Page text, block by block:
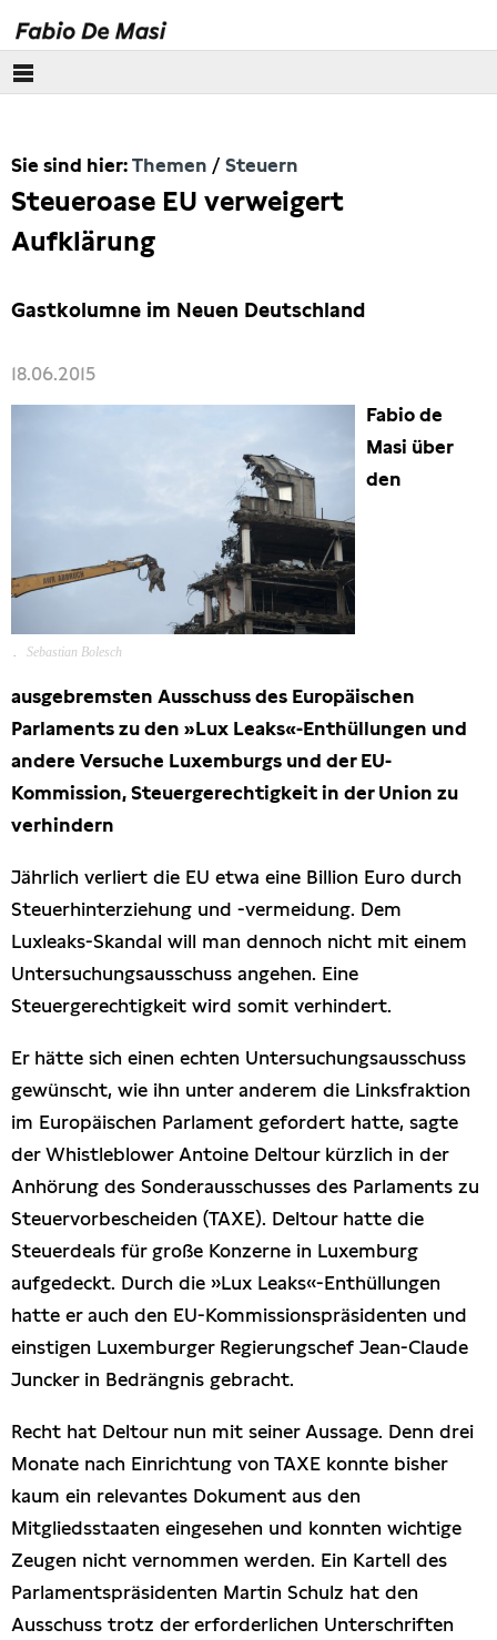
Europäisches Parlament
Themen
Lobbyismus
Arbeit
Hamburg
Sie sind hier: Themen Steuern
Steueroase EU verweigert
Aufklärung
Gastkolumne im Neuen Deutschland
18.06.2015
. Sebastian Bolesch
Fabio de
Masi über
den
ausgebremsten Ausschuss des Europäischen
Parlaments zu den »Lux Leaks«-Enthüllungen und
andere Versuche Luxemburgs und der EU-
Kommission, Steuergerechtigkeit in der Union zu
verhindern
Jährlich verliert die EU etwa eine Billion Euro durch
Steuerhinterziehung und -vermeidung. Dem
Luxleaks-Skandal will man dennoch nicht mit einem
Untersuchungsausschuss angehen. Eine
Steuergerechtigkeit wird somit verhindert.
Er hätte sich einen echten Untersuchungsausschuss
gewünscht, wie ihn unter anderem die Linksfraktion
im Europäischen Parlament gefordert hatte, sagte
der Whistleblower Antoine Deltour kürzlich in der
Anhörung des Sonderausschusses des Parlaments zu
Steuervorbescheiden (TAXE). Deltour hatte die
Steuerdeals für große Konzerne in Luxemburg
aufgedeckt. Durch die »Lux Leaks«-Enthüllungen
hatte er auch den EU-Kommissionspräsidenten und
einstigen Luxemburger Regierungschef Jean-Claude
Juncker in Bedrängnis gebracht.
Recht hat Deltour nun mit seiner Aussage. Denn drei
Monate nach Einrichtung von TAXE konnte bisher
kaum ein relevantes Dokument aus den
Mitgliedsstaaten eingesehen und konnten wichtige
Zeugen nicht vernommen werden. Ein Kartell des
Parlamentspräsidenten Martin Schulz hat den
Ausschuss trotz der erforderlichen Unterschriften